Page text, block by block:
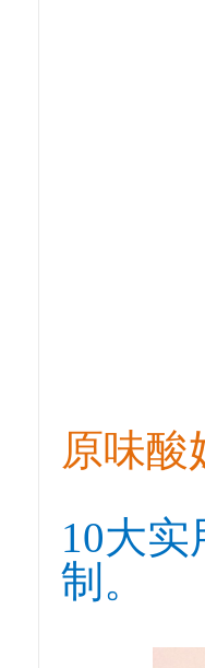
原味酸
10大
制。